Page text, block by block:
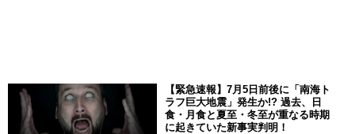
【緊急速報】7月5日前後に「南海ト
ラフ巨大地震」発生か!? 過去、日
食・月食と夏至・冬至が重なる時期
に起きていた新事実判明！